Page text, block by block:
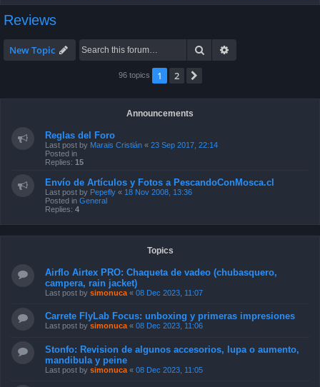
Reviews
New Topic Search
96 topics 1 2
Announcements
Reglas del Foro
Last post by Marais Cristián « 23 Sep 2017, 22:14
Posted in
Replies: 15
Envío de Artículos y Fotos a PescandoConMosca.cl
Last post by Pepefly « 18 Nov 2008, 13:36
Posted in General
Replies: 4
Topics
Airflo Airtex PRO: Chaqueta de vadeo (chubasquero,
campera, rain jacket)
Last post by simonuca « 08 Dec 2023, 11:07
Carrete FlyLab Focus: unboxing y primeras impresiones
Last post by simonuca « 08 Dec 2023, 11:06
Stonfo: Revision de algunos accesorios, lupa o aumento,
mandibula y peine
Last post by simonuca « 08 Dec 2023, 11:05